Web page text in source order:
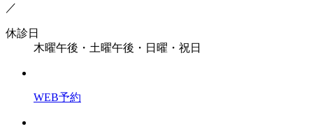
／
休診日
木曜午後・土曜午後・日曜・祝日
WEB予約